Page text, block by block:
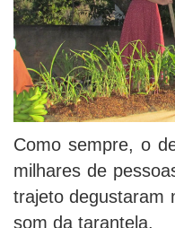
Como sempre, o
milhares de
trajeto degustaram
som da tarantela.